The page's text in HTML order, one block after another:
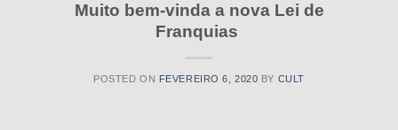
Muito bem-vinda a nova Lei de
Franquias
POSTED ON FEVEREIRO 6, 2020 BY CULT